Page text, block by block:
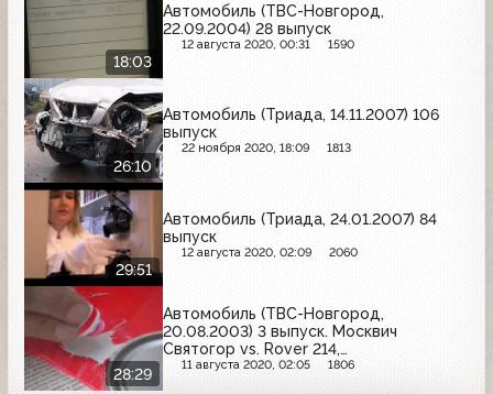
18:03
Автомобиль (ТВС-Новгород,
22.09.2004) 28 выпуск
12 августа 2020, 00:31 1590
26:10
Автомобиль (Триада, 14.11.2007) 106
выпуск
22 ноября 2020, 18:09 1813
29:51
Автомобиль (Триада, 24.01.2007) 84
выпуск
12 августа 2020, 02:09 2060
28:29
Автомобиль (ТВС-Новгород,
20.08.2003) 3 выпуск. Москвич
Святогор vs. Rover 214,
Новгороднефтепродукт, покраска
11 августа 2020, 02:05 1806